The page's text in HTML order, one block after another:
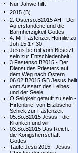
Nur Jahwe hilft
2015 (B)
2. Osterso.B2015 AH - Der
Auferstandene und die
Barmherzigkeit Gottes
4. Mi. Fastenzeit Homilie zu
Joh 15,17-30
Jesus befreit vom Besetzt-
sein zur Entschiedenheit
3.Fastenso.B2015 - Der
Dienst des Priesters auf
dem Weg nach Ostern
06.02.B2015 GB Jesus heilt
vom Aussatz des Leibes
und der Seele
O Seligkeit getauft zu sein -
Hirtenbrief von Erzibschof
Schick zur Fastenzeit
05.So.B2015 Jesus - die
Kranken und wir
03.So.B2015 Das Reich.
die Königsherrschaft
Gottes
Taufe Jesu 2015 - Jesus